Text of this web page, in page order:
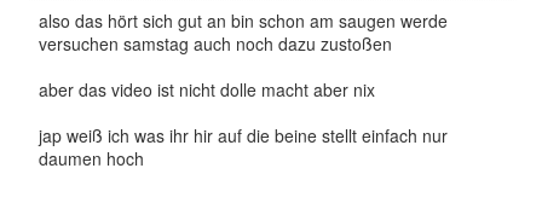
also das hört sich gut an bin schon am saugen werde
versuchen samstag auch noch dazu zustoßen
aber das video ist nicht dolle macht aber nix
jap weiß ich was ihr hir auf die beine stellt einfach nur
daumen hoch